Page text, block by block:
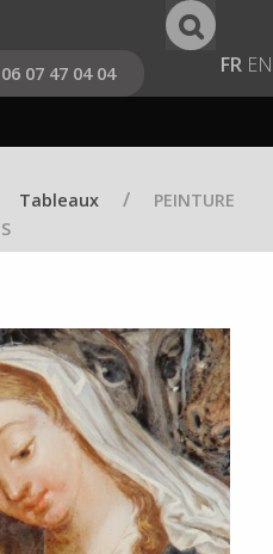
06 07 47 04 04 FR EN
Tableaux /
PEINTURE